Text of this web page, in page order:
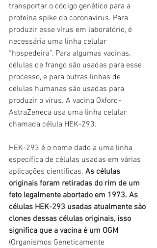
transportar o código genético para a
proteína spike do coronavírus. Para
produzir esse vírus em laboratório, é
necessária uma linha celular
“hospedeira”. Para algumas vacinas,
células de frango são usadas para esse
processo, e para outras linhas de
células humanas são usadas para
produzir o vírus. A vacina Oxford-
AstraZeneca usa uma linha celular
chamada célula HEK-293.
HEK-293 é o nome dado a uma linha
específica de células usadas em várias
aplicações científicas. As células
originais foram retiradas do rim de um
feto legalmente abortado em 1973. As
células HEK-293 usadas atualmente são
clones dessas células originais, isso
significa que a vacina é um OGM
(Organismos Geneticamente